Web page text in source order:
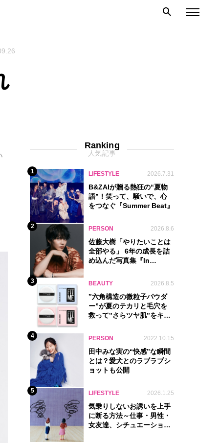
Ranking
人気記事
1 LIFESTYLE 2026.7.31
B&ZAIが贈る熱狂の“夏物
語”！笑って、騒いで、心
をつなぐ『Summer Beat』
2 PERSON 2026.8.6
佐藤大樹「やりたいことは
全部やる」 6年の成長を詰
め込んだ写真集『In
3 BEAUTY 2026.8.5
‟六角構造の微粒子パウダ
ー”が夏のテカリと毛穴を
救って‟さらツヤ肌”をキー
4 PERSON 2022.10.15
田中みな実の“快感”な瞬間
とは？愛犬とのラブラブシ
ョットも公開
5 LIFESTYLE 2026.1.25
気乗りしないお誘いを上手
に断る方法～仕事・男性・
女友達、シチュエーション